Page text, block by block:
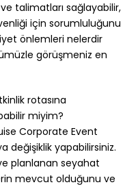
talimatları sağlayabilir,
için sorumluluğunu
önlemleri nelerdir
görüşmeniz en
rotasına
miyim?
Corporate Event
değişiklik yapabilirsiniz.
planlanan seyahat
mevcut olduğunu ve